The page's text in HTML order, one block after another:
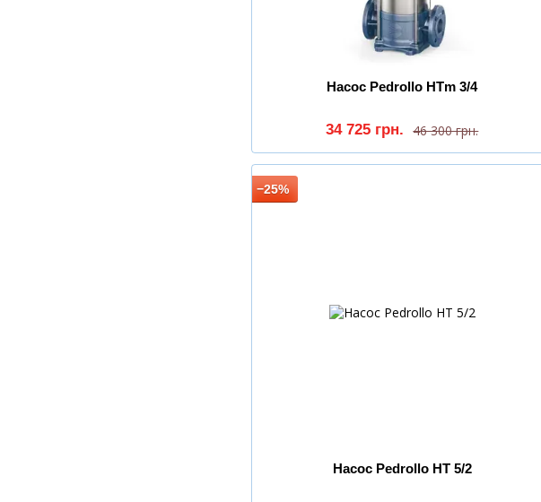
Насос Pedrollo HTm 3/4
46 300 грн.
34 725 грн.
−25%
Насос Pedrollo HT 5/2